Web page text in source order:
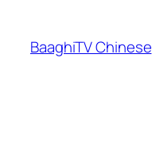
content
BaaghiTV Chinese